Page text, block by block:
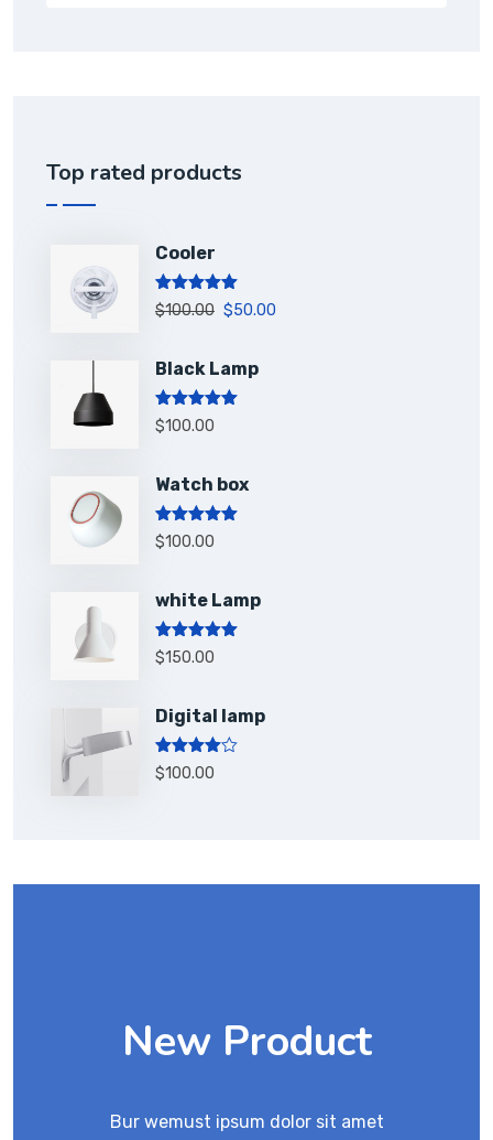
Top rated products
Cooler
Rated5.00
out of 5
$100.00 $50.00
Black Lamp
Rated5.00
out of 5
$100.00
Watch box
Rated5.00
out of 5
$100.00
white Lamp
Rated5.00
out of 5
$150.00
Digital lamp
Rated
4.00 out
$100.00
New Product
Bur wemust ipsum dolor sit amet